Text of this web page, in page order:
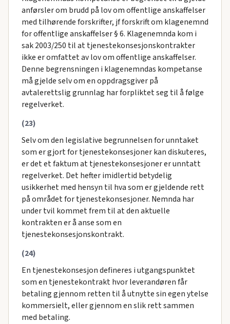
anførsler om brudd på lov om offentlige anskaffelser
med tilhørende forskrifter, jf forskrift om klagenemnd
for offentlige anskaffelser § 6. Klagenemnda kom i
sak 2003/250 til at tjenestekonsesjonskontrakter
ikke er omfattet av lov om offentlige anskaffelser.
Denne begrensningen i klagenemndas kompetanse
må gjelde selv om en oppdragsgiver på
avtalerettslig grunnlag har forpliktet seg til å følge
regelverket.
(23)
Selv om den legislative begrunnelsen for unntaket
som er gjort for tjenestekonsesjoner kan diskuteres,
er det et faktum at tjenestekonsesjoner er unntatt
regelverket. Det hefter imidlertid betydelig
usikkerhet med hensyn til hva som er gjeldende rett
på området for tjenestekonsesjoner. Nemnda har
under tvil kommet frem til at den aktuelle
kontrakten er å anse som en
tjenestekonsesjonskontrakt.
(24)
En tjenestekonsesjon defineres i utgangspunktet
som en tjenestekontrakt hvor leverandøren får
betaling gjennom retten til å utnytte sin egen ytelse
kommersielt, eller gjennom en slik rett sammen
med betaling.